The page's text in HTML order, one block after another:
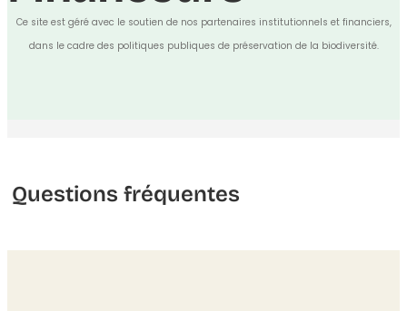
Ce site est géré avec le soutien de nos partenaires institutionnels et financiers,
dans le cadre des politiques publiques de préservation de la biodiversité.
Questions fréquentes